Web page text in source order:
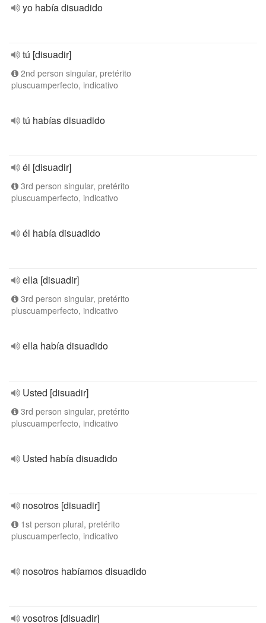
yo había disuadido
tú [disuadir]
2nd person singular, pretérito
pluscuamperfecto, indicativo
tú habías disuadido
él [disuadir]
3rd person singular, pretérito
pluscuamperfecto, indicativo
él había disuadido
ella [disuadir]
3rd person singular, pretérito
pluscuamperfecto, indicativo
ella había disuadido
Usted [disuadir]
3rd person singular, pretérito
pluscuamperfecto, indicativo
Usted había disuadido
nosotros [disuadir]
1st person plural, pretérito
pluscuamperfecto, indicativo
nosotros habíamos disuadido
vosotros [disuadir]